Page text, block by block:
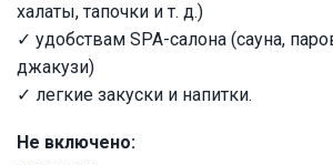
халаты, тапочки и т. д.)
✓ удобствам SPA-салона (сауна,
джакузи)
✓ легкие закуски и напитки.
Не включено: